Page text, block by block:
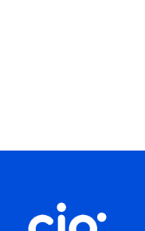
Informations utiles